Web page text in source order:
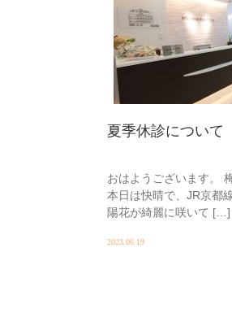
夏季休診について
おはようございます。
本日は快晴で、JR京都
陽花が綺麗に咲いて […]
2023.06.19